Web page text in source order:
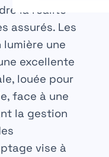
la réalité
assurés. Les
une
excellente
louée pour
face à une
la gestion
vise à